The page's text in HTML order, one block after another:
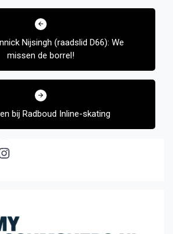
Nijsingh (raadslid D66): We
missen de borrel!
bij Radboud Inline-skating